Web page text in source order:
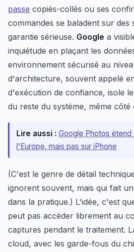
passe copiés-collés ou ses
commandes se baladent sur des
garantie sérieuse. Google a
inquiétude en plaçant les
environnement sécurisé au
d'architecture, souvent appelé
d'exécution de confiance, isole
du reste du système, même côté
Lire aussi : Google Photos étend
l'Europe, mais pas sur iPhone
(C'est le genre de détail
ignorent souvent, mais qui fait
dans la pratique.) L'idée, c'est
peut pas accéder librement au
captures pendant le traitement.
cloud, avec les garde-fous du